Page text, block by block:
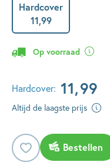
Hardcover
11,99
Op voorraad
Hardcover: 11,99
Altijd de laagste prijs
Bestellen